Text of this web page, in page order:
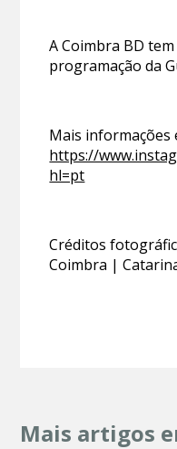
A Coimbra BD
programação da
Mais informações
https://
hl=pt
Créditos
Coimbra |
Mais artigos